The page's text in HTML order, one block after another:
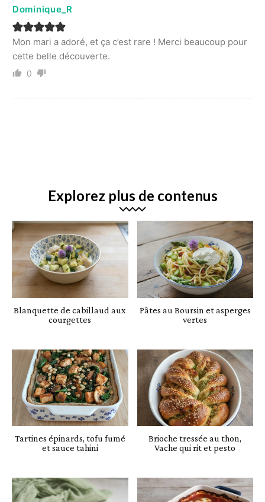
Dominique_R
Mon mari a adoré, et ça c’est rare ! Merci beaucoup pour
cette belle découverte.
0
Explorez plus de contenus
Blanquette de cabillaud aux
courgettes
Pâtes au Boursin et asperges
vertes
Tartines épinards, tofu fumé
et sauce tahini
Brioche tressée au thon,
Vache qui rit et pesto